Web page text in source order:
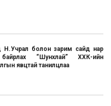
Н.Учрал болон зарим сайд нар
“Шунхлай” ХХК-ийн
явцтай танилцлаа